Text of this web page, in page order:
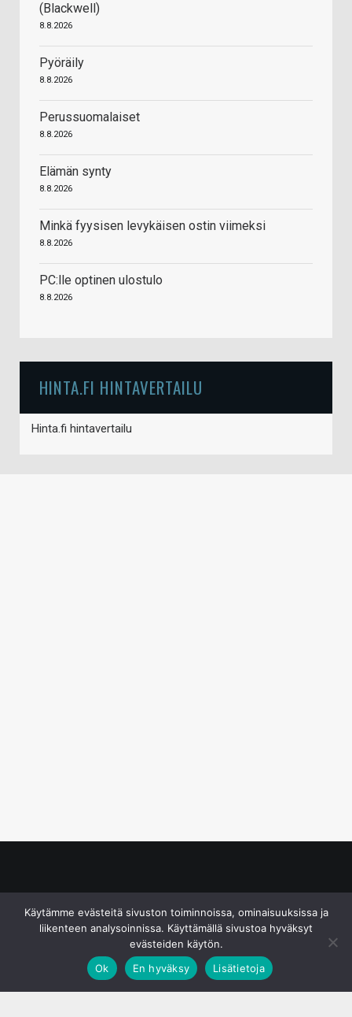
(Blackwell)
8.8.2026
Pyöräily
8.8.2026
Perussuomalaiset
8.8.2026
Elämän synty
8.8.2026
Minkä fyysisen levykäisen ostin viimeksi
8.8.2026
PC:lle optinen ulostulo
8.8.2026
HINTA.FI HINTAVERTAILU
Hinta.fi hintavertailu
Käytämme evästeitä sivuston toiminnoissa, ominaisuuksissa ja
liikenteen analysoinnissa. Käyttämällä sivustoa hyväksyt
evästeiden käytön.
Ok
En hyväksy Lisätietoja